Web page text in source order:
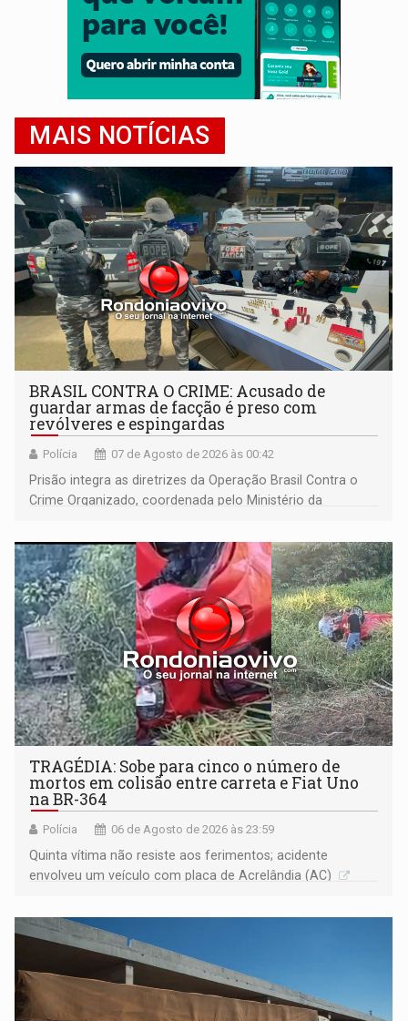
MAIS NOTÍCIAS
BRASIL CONTRA O CRIME: Acusado de
guardar armas de facção é preso com
revólveres e espingardas
Polícia 07 de Agosto de 2026 às 00:42
Prisão integra as diretrizes da Operação Brasil Contra o
Crime Organizado, coordenada pelo Ministério da
TRAGÉDIA: Sobe para cinco o número de
mortos em colisão entre carreta e Fiat Uno
na BR-364
Polícia 06 de Agosto de 2026 às 23:59
Quinta vítima não resiste aos ferimentos; acidente
envolveu um veículo com placa de Acrelândia (AC)